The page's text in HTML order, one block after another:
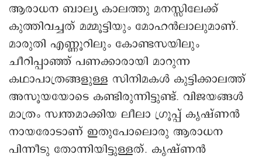
ആരാധന ബാല്യ കാലത്തു മനസ്സിലേക്ക്
കുത്തിവച്ചത് മമ്മൂട്ടിയും മോഹൻലാലുമാണ്.
മാരുതി എണ്ണൂറിലും കോണ്ടസയിലും
ചീറിപ്പാഞ്ഞ് പണക്കാരായി മാറുന്ന
കഥാപാത്രങ്ങളുള്ള സിനിമകൾ കുട്ടിക്കാലത്ത്
അസൂയയോടെ കണ്ടിരുന്നിട്ടുണ്ട്. വിജയങ്ങൾ
മാത്രം സ്വന്തമാക്കിയ ലീലാ ഗ്രൂപ്പ് കൃഷ്ണൻ
നായരോടാണ് ഇതുപോലൊരു ആരാധന
പിന്നീടു തോന്നിയിട്ടുള്ളത്. കൃഷ്ണൻ